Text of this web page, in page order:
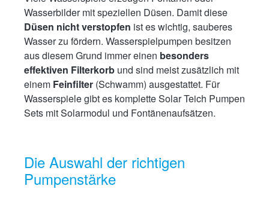
Wasserbilder mit speziellen Düsen. Damit diese
Düsen nicht verstopfen ist es wichtig, sauberes
Wasser zu fördern. Wasserspielpumpen besitzen
aus diesem Grund immer einen besonders
effektiven Filterkorb und sind meist zusätzlich mit
einem Feinfilter (Schwamm) ausgestattet. Für
Wasserspiele gibt es komplette Solar Teich Pumpen
Sets mit Solarmodul und Fontänenaufsätzen.
Die Auswahl der richtigen
Pumpenstärke